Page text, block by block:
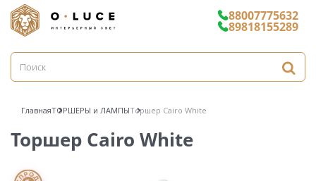
88007775632
89818155289
ГлавнаяТОРШЕРЫ и ЛАМПЫТоршер Cairo White
Торшер Cairo White